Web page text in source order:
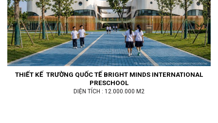
THIẾT KẾ TRƯỜNG QUỐC TẾ BRIGHT MINDS INTERNATIONAL
PRESCHOOL
DIỆN TÍCH : 12.000.000 M2